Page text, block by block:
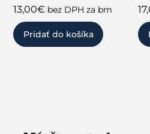
13,00€ bez DPH za bm
Pridať do košíka